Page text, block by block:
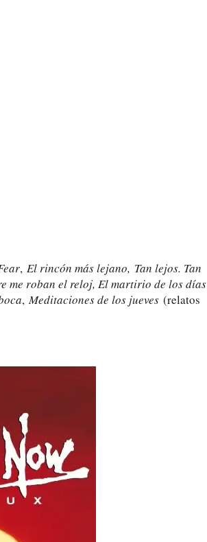
, El rincón más lejano, Tan lejos. Tan
me roban el reloj, El martirio de los días
,Meditaciones de los jueves (relatos